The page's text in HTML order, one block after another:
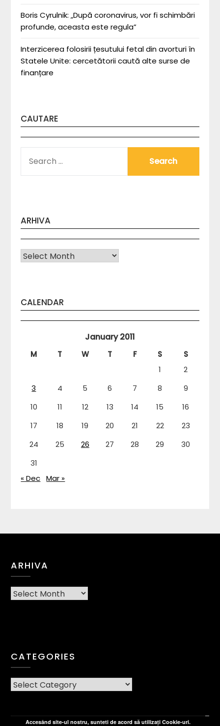
Boris Cyrulnik: „După coronavirus, vor fi schimbări
profunde, aceasta este regula”
Interzicerea folosirii țesutului fetal din avorturi în
Statele Unite: cercetătorii caută alte surse de
finanțare
CAUTARE
FOR:
ARHIVA
Arhiva
CALENDAR
January 2011
M T W T F S
S
1
2
3
4 5 6 7 8
9
10
11 12 13 14 15
16
17
18 19 20 21 22
23
24
25 26 27 28 29
30
31
« Dec Mar »
ARHIVA
Arhiva
CATEGORIES
CATEGORIES
Accesând site-ul nostru, sunteti de acord să utilizați Cookie-uri.